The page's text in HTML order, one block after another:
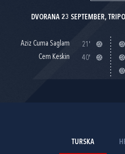
DVORANA 23 SEPTEMBER,
Aziz Cuma Saglam
21'
Cem Keskin
40'
TURSKA